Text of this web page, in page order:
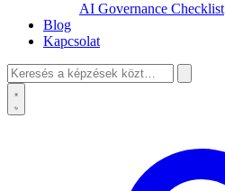
AI Governance Checklist
Blog
Kapcsolat